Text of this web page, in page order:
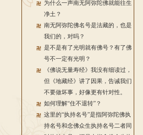
为什么一声南无阿弥陀佛就能往生
净土？
南无阿弥陀佛名号是法藏的，也是
我们的，对吗？
是不是有了光明就有佛号？有了佛
号不一定有光明？
《佛说无量寿经》我没有细读过，
但《地藏经》讲了因果，告诫我们
不要做坏事，好像更有针对性。
如何理解“住不退转”？
这里的“执持名号”是指阿弥陀佛执
持名号和念佛众生执持名号二者同